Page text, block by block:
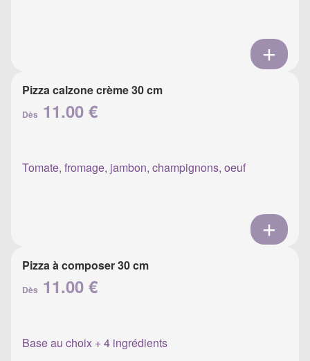
Pizza calzone crème 30 cm
Dès 11.00 €
Tomate, fromage, jambon, champignons, oeuf
Pizza à composer 30 cm
Dès 11.00 €
Base au choix + 4 ingrédients